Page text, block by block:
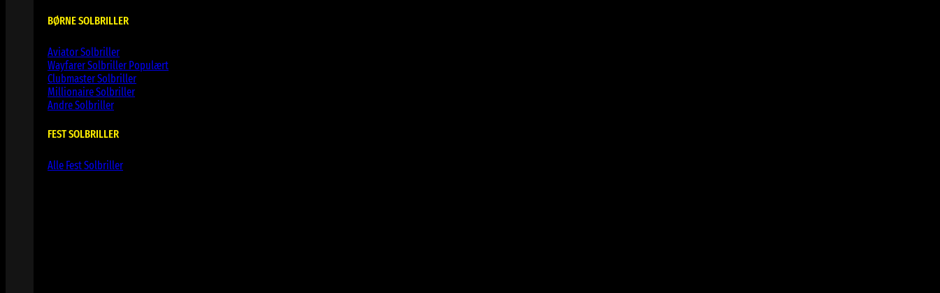
BØRNE SOLBRILLER
Aviator Solbriller
Wayfarer Solbriller
Clubmaster Solbriller
Millionaire Solbriller
Andre Solbriller
FEST SOLBRILLER
Alle Fest Solbriller